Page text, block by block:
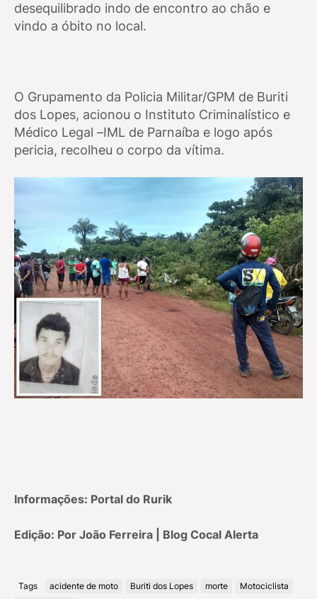
desequilibrado indo de encontro ao chão e
vindo a óbito no local.
O Grupamento da Policia Militar/GPM de Buriti
dos Lopes, acionou o Instituto Criminalístico e
Médico Legal –IML de Parnaíba e logo após
pericia, recolheu o corpo da vítima.
Informações: Portal do Rurik
Edição: Por João Ferreira | Blog Cocal Alerta
Tags acidente de moto Buriti dos Lopes morte
Motociclista